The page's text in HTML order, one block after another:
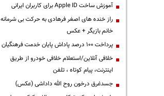
آموزش ساخت Apple ID برای کاربران ایرانی
راز خنده های اصغر فرهادی به حرکت بی شرمانه
خانم بازیگر + عکس
پرداخت ۱۰۰ درصد پاداش پایان خدمت فرهنگیان
خلافی آنلاین/استعلام خلافی خودرو از طریق
اینترنت، پیام کوتاه ، تلفن
جسدغرق درخون روح الله داداشی (عکس)